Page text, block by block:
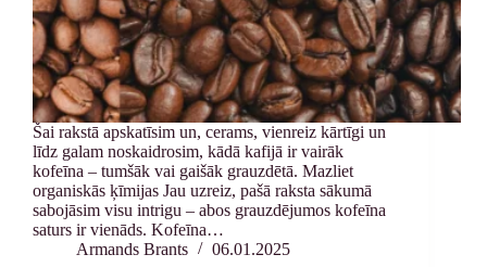
Šai rakstā apskatīsim un, cerams, vienreiz kārtīgi un
līdz galam noskaidrosim, kādā kafijā ir vairāk
kofeīna – tumšāk vai gaišāk grauzdētā. Mazliet
organiskās ķīmijas Jau uzreiz, pašā raksta sākumā
sabojāsim visu intrigu – abos grauzdējumos kofeīna
saturs ir vienāds. Kofeīna…
Armands Brants
06.01.2025